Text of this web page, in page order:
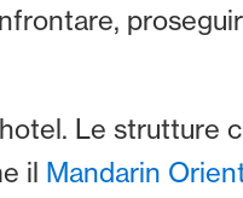
Le strutture
il Mandarin